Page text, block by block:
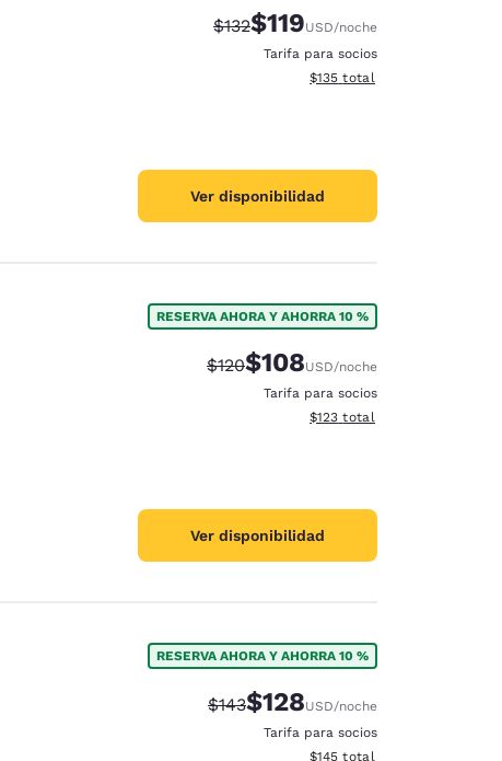
Precio tachado:
$132Precio con descuento:
$119USD/noche
Tarifa para socios
Ver detalles del total
$135 total
Ver disponibilidad
RESERVA AHORA Y AHORRA 10 %
Precio tachado:
$120Precio con descuento:
$108USD/noche
Tarifa para socios
Ver detalles del total
$123 total
Ver disponibilidad
RESERVA AHORA Y AHORRA 10 %
Precio tachado:
$143Precio con descuento:
$128USD/noche
Tarifa para socios
Ver detalles del total
$145 total